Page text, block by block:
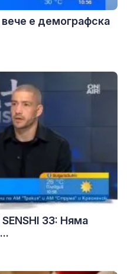
е демографска
33: Няма